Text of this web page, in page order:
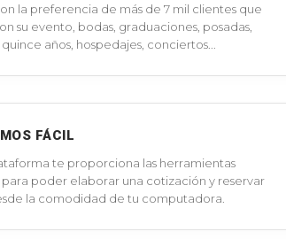
la preferencia de más de 7 mil clientes que
su evento, bodas, graduaciones, posadas,
años, hospedajes, conciertos...
FÁCIL
te proporciona las herramientas
para poder elaborar una cotización y reservar
la comodidad de tu computadora.